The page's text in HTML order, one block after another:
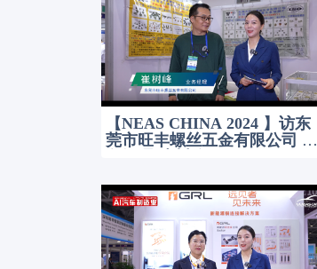
【NEAS CHINA 2024 】访东
莞市旺丰螺丝五金有限公司 业